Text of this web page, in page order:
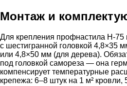
Монтаж и
Для крепления профнастила Н-75
с шестигранной головкой 4,8×35
или 4,8×50 мм (для дерева).
под головкой самореза — она
компенсирует температурные
крепежа: 6–8 штук на 1 м² кровли,